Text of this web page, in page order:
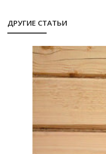
ДРУГИЕ СТАТЬИ